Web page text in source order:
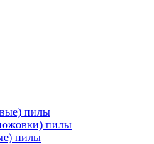
пилы
пилы
пилы